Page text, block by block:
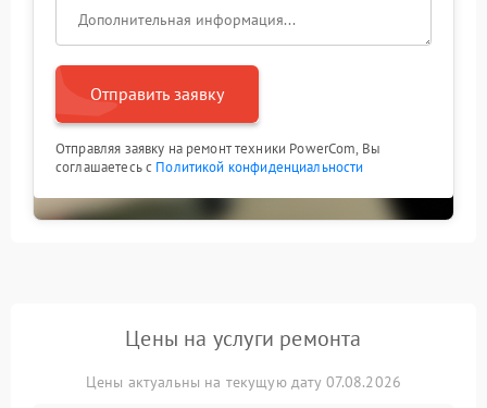
Отправить заявку
Отправляя заявку на ремонт техники PowerCom, Вы
соглашаетесь с Политикой конфиденциальности
Цены на услуги ремонта
Цены актуальны на текущую дату 07.08.2026